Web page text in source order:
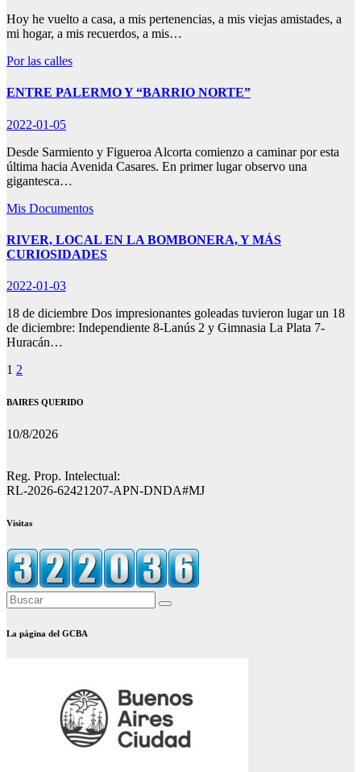
Hoy he vuelto a casa, a mis pertenencias, a mis viejas amistades, a
mi hogar, a mis recuerdos, a mis…
Por las calles
ENTRE PALERMO Y “BARRIO NORTE”
2022-01-05
Desde Sarmiento y Figueroa Alcorta comienzo a caminar por esta
última hacia Avenida Casares. En primer lugar observo una
gigantesca…
Mis Documentos
RIVER, LOCAL EN LA BOMBONERA, Y MÁS
CURIOSIDADES
2022-01-03
18 de diciembre Dos impresionantes goleadas tuvieron lugar un 18
de diciembre: Independiente 8-Lanús 2 y Gimnasia La Plata 7-
Huracán…
Paginación
de
1 2
BAIRES QUERIDO
10/8/2026
Reg. Prop. Intelectual:
RL-2026-62421207-APN-DNDA#MJ
Visitas
La página del GCBA